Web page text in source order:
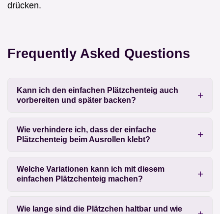
drücken.
Frequently Asked Questions
Kann ich den einfachen Plätzchenteig auch
vorbereiten und später backen?
Wie verhindere ich, dass der einfache
Plätzchenteig beim Ausrollen klebt?
Welche Variationen kann ich mit diesem
einfachen Plätzchenteig machen?
Wie lange sind die Plätzchen haltbar und wie